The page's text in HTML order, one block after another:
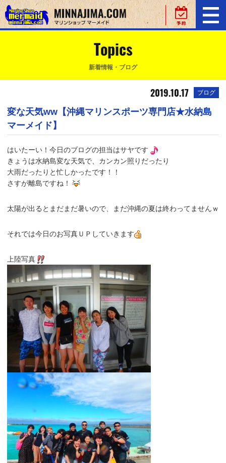
Topics
新着情報・ブログ
2019.10.17 ブログ
変な天気ww【沖縄マリンスポーツ専門店★水納島
マーメイド】
はいたーい！今日のブログの担当はサヤです
きょうは水納島変な天気で、カンカン照りだったり
大雨だったりと忙しかったです！！
さすが離島ですね！
太陽が出るとまだまだ暑いので、まだ沖縄の夏は終わってませんｗ
それでは今日のお写真ＵＰしていきます
上陸写真